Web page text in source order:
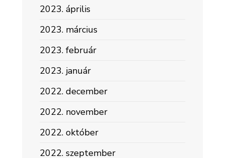
2023. április
2023. március
2023. február
2023. január
2022. december
2022. november
2022. október
2022. szeptember